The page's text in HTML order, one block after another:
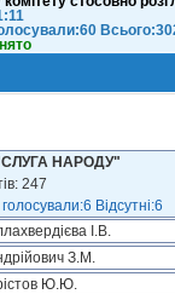
"СЛУГА НАРОДУ"
247
Відсутні:6
І.В.
З.М.
Ю.Ю.